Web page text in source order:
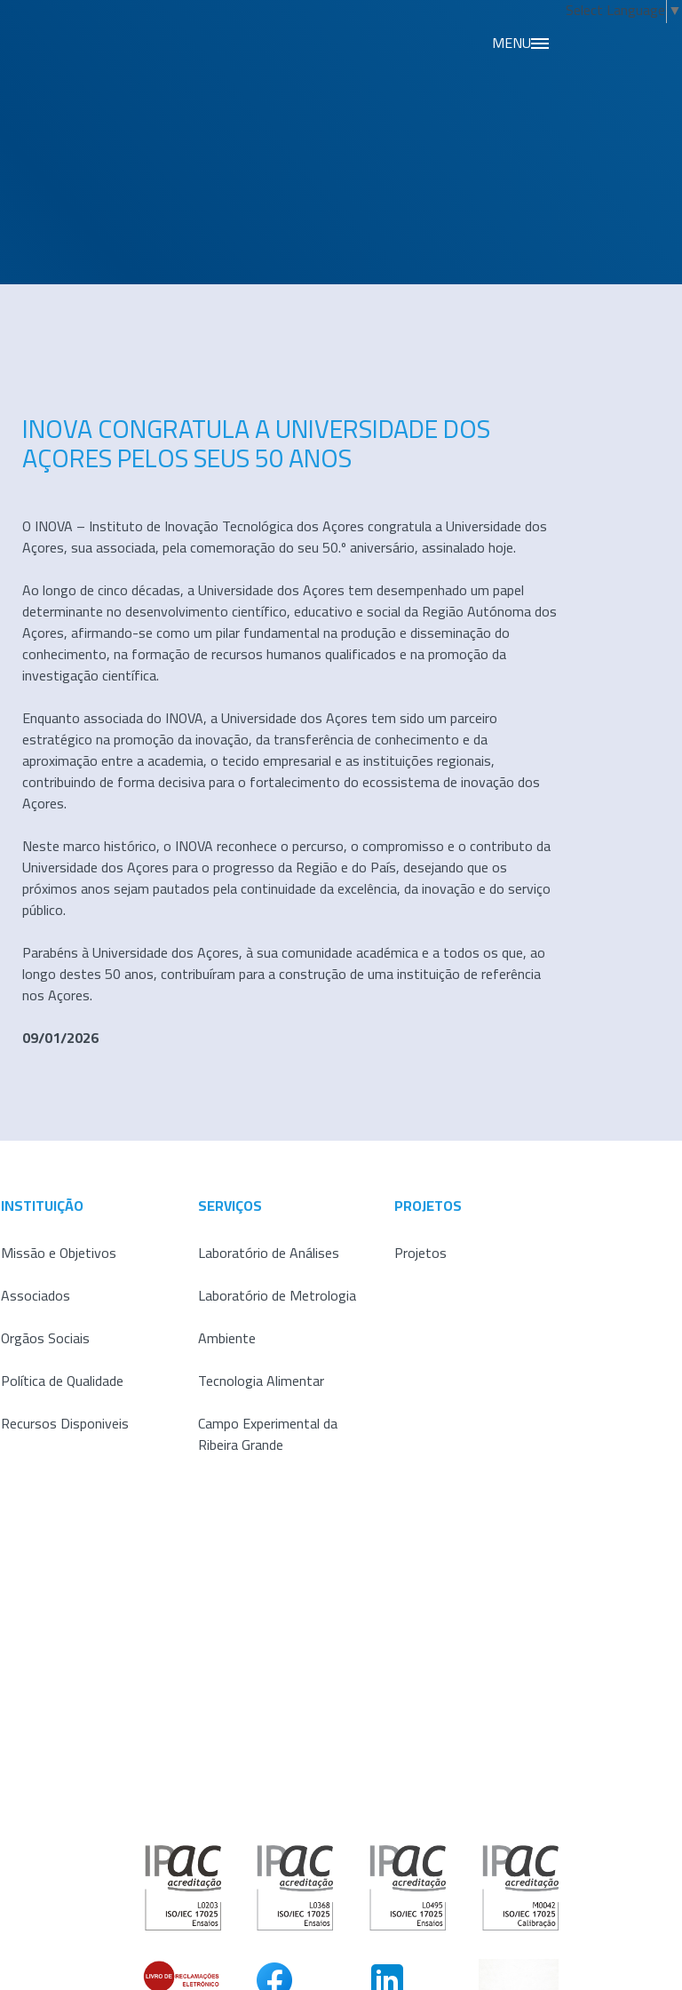
Select Language ▼
MENU
INOVA CONGRATULA A UNIVERSIDADE DOS
AÇORES PELOS SEUS 50 ANOS
O INOVA – Instituto de Inovação Tecnológica dos Açores congratula a Universidade dos
Açores, sua associada, pela comemoração do seu 50.º aniversário, assinalado hoje.
Ao longo de cinco décadas, a Universidade dos Açores tem desempenhado um papel
determinante no desenvolvimento científico, educativo e social da Região Autónoma dos
Açores, afirmando-se como um pilar fundamental na produção e disseminação do
conhecimento, na formação de recursos humanos qualificados e na promoção da
investigação científica.
Enquanto associada do INOVA, a Universidade dos Açores tem sido um parceiro
estratégico na promoção da inovação, da transferência de conhecimento e da
aproximação entre a academia, o tecido empresarial e as instituições regionais,
contribuindo de forma decisiva para o fortalecimento do ecossistema de inovação dos
Açores.
Neste marco histórico, o INOVA reconhece o percurso, o compromisso e o contributo da
Universidade dos Açores para o progresso da Região e do País, desejando que os
próximos anos sejam pautados pela continuidade da excelência, da inovação e do serviço
público.
Parabéns à Universidade dos Açores, à sua comunidade académica e a todos os que, ao
longo destes 50 anos, contribuíram para a construção de uma instituição de referência
nos Açores.
09/01/2026
INSTITUIÇÃO
Missão e Objetivos
Associados
Orgãos Sociais
Política de Qualidade
Recursos Disponiveis
SERVIÇOS
Laboratório de Análises
Laboratório de Metrologia
Ambiente
Tecnologia Alimentar
Campo Experimental da
Ribeira Grande
PROJETOS
Projetos